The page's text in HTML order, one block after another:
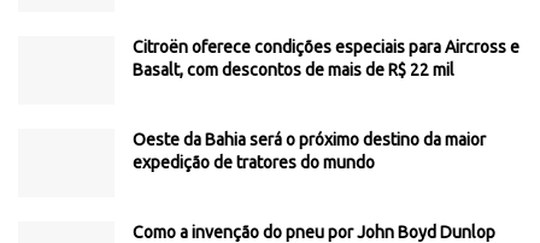
Citroën oferece condições especiais para Aircross e
Basalt, com descontos de mais de R$ 22 mil
Oeste da Bahia será o próximo destino da maior
expedição de tratores do mundo
Como a invenção do pneu por John Boyd Dunlop